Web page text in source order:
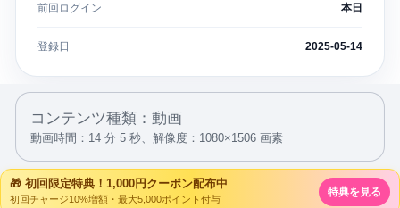
前回ログイン 本日
登録日 2025-05-14
コンテンツ種類：動画
動画時間：14 分 5 秒、 解像度：1080×1506 画素
🎁 初回限定特典！1,000円クーポン配布中
初回チャージ10%増額・最大5,000ポイント付与
特典を見る